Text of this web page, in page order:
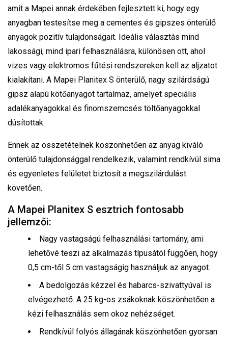
amit a Mapei annak érdekében fejlesztett ki, hogy egy
anyagban testesítse meg a cementes és gipszes önterülő
anyagok pozitív tulajdonságait. Ideális választás mind
lakossági, mind ipari felhasználásra, különösen ott, ahol
vizes vagy elektromos fűtési rendszereken kell az aljzatot
kialakítani. A Mapei Planitex S önterülő, nagy szilárdságú
gipsz alapú kötőanyagot tartalmaz, amelyet speciális
adalékanyagokkal és finomszemcsés töltőanyagokkal
dúsítottak.
Ennek az összetételnek köszönhetően az anyag kiváló
önterülő tulajdonsággal rendelkezik, valamint rendkívül sima
és egyenletes felületet biztosít a megszilárdulást
követően.
A Mapei Planitex S esztrich fontosabb
jellemzői:
Nagy vastagságú felhasználási tartomány, ami
lehetővé teszi az alkalmazás típusától függően, hogy
0,5 cm-től 5 cm vastagságig használjuk az anyagot.
A bedolgozás kézzel és habarcs-szivattyúval is
elvégezhető. A 25 kg-os zsákoknak köszönhetően a
kézi felhasználás sem okoz nehézséget.
Rendkívül folyós állagának köszönhetően gyorsan